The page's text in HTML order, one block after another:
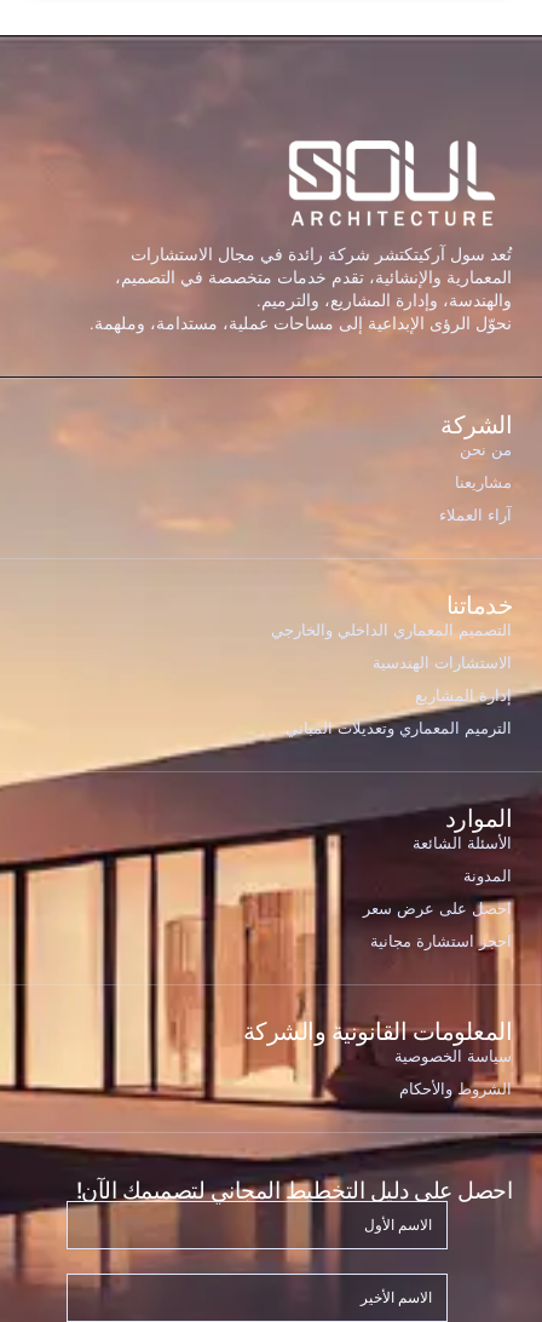
تُعد سول آركيتكتشر شركة رائدة في مجال الاستشارات
المعمارية والإنشائية، تقدم خدمات متخصصة في التصميم،
والهندسة، وإدارة المشاريع، والترميم.
نحوّل الرؤى الإبداعية إلى مساحات عملية، مستدامة، وملهمة.
الشركة
من نحن
مشاريعنا
آراء العملاء
خدماتنا
التصميم المعماري الداخلي والخارجي
الاستشارات الهندسية
إدارة المشاريع
الترميم المعماري وتعديلات المباني
الموارد
الأسئلة الشائعة
المدونة
احصل على عرض سعر
احجز استشارة مجانية
المعلومات القانونية والشركة
سياسة الخصوصية
الشروط والأحكام
احصل على دليل التخطيط المجاني لتصميمك الآن!